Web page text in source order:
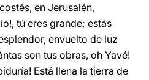
en Jerusalén,
tú eres grande; estás
envuelto de luz
son tus obras, oh Yavé!
Está llena la tierra de